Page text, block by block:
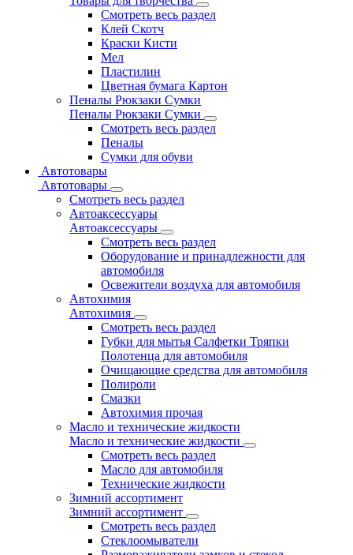
Смотреть весь раздел
Клей Скотч
Краски Кисти
Мел
Пластилин
Цветная бумага Картон
Пеналы Рюкзаки Сумки
Пеналы Рюкзаки Сумки
Смотреть весь раздел
Пеналы
Сумки для обуви
Автотовары
Автотовары
Смотреть весь раздел
Автоаксессуары
Автоаксессуары
Смотреть весь раздел
Оборудование и принадлежности для
автомобиля
Освежители воздуха для автомобиля
Автохимия
Автохимия
Смотреть весь раздел
Губки для мытья Салфетки Тряпки
Полотенца для автомобиля
Очищающие средства для автомобиля
Полироли
Смазки
Автохимия прочая
Масло и технические жидкости
Масло и технические жидкости
Смотреть весь раздел
Масло для автомобиля
Технические жидкости
Зимний ассортимент
Зимний ассортимент
Смотреть весь раздел
Стеклоомыватели